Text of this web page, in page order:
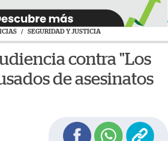
/ SEGURIDAD Y JUSTICIA
contra "Los
de asesinatos